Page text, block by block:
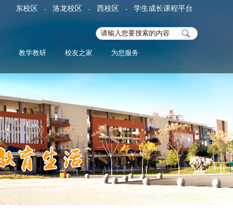
东校区 - 洛龙校区 - 西校区 - 学生成长课程平台
教学教研 校友之家 为您服务